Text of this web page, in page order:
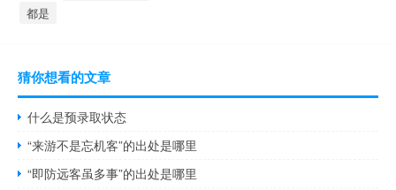
都是
猜你想看的文章
什么是预录取状态
“来游不是忘机客”的出处是哪里
“即防远客虽多事”的出处是哪里